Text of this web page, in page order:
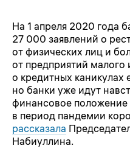
На 1 апреля 2020 года
27 000 заявлений о
от физических лиц и
от предприятий малого
о кредитных каникулах
но банки уже идут
финансовое
в период пандемии
рассказала
Набиуллина.